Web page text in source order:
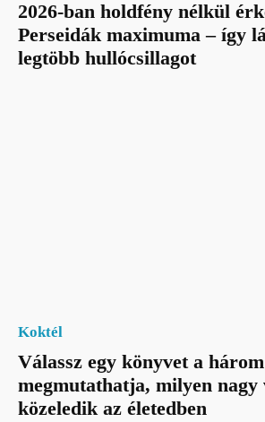
2026-ban holdfény nélkül
Perseidák maximuma – így
legtöbb hullócsillagot
Koktél
Válassz egy könyvet a
megmutathatja, milyen nagy
közeledik az életedben